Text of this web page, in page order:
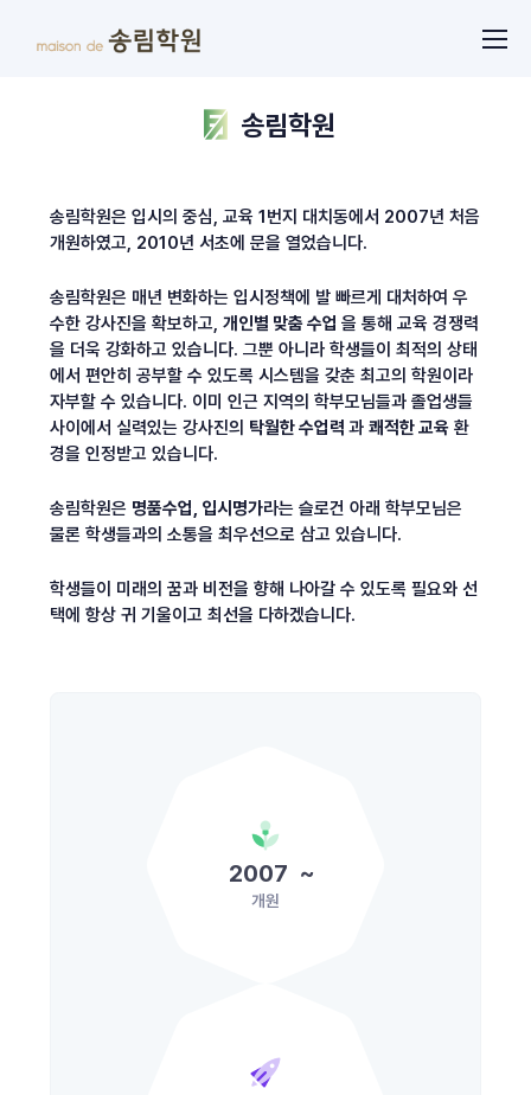
송림학원
송림학원은 입시의 중심, 교육 1번지 대치동에서 2007년 처음
개원하였고, 2010년 서초에 문을 열었습니다.
송림학원은 매년 변화하는 입시정책에 발 빠르게 대처하여 우
수한 강사진을 확보하고, 개인별 맞춤 수업 을 통해 교육 경쟁력
을 더욱 강화하고 있습니다. 그뿐 아니라 학생들이 최적의 상태
에서 편안히 공부할 수 있도록 시스템을 갖춘 최고의 학원이라
자부할 수 있습니다. 이미 인근 지역의 학부모님들과 졸업생들
사이에서 실력있는 강사진의 탁월한 수업력 과 쾌적한 교육 환
경을 인정받고 있습니다.
송림학원은 명품수업, 입시명가라는 슬로건 아래 학부모님은
물론 학생들과의 소통을 최우선으로 삼고 있습니다.
학생들이 미래의 꿈과 비전을 향해 나아갈 수 있도록 필요와 선
택에 항상 귀 기울이고 최선을 다하겠습니다.
2007 ~
개원